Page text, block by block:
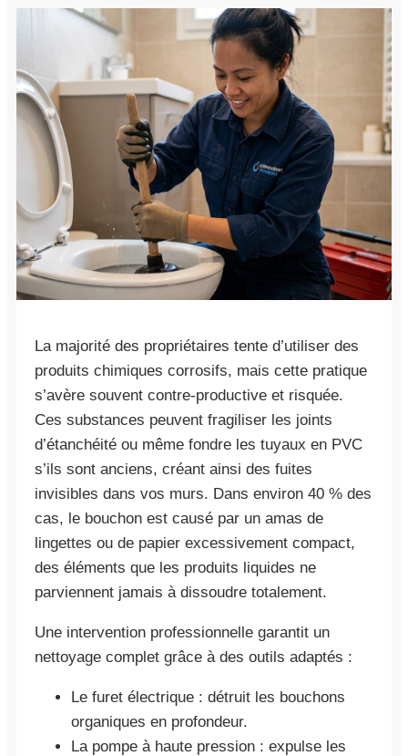
La majorité des propriétaires tente d’utiliser des
produits chimiques corrosifs, mais cette pratique
s’avère souvent contre-productive et risquée.
Ces substances peuvent fragiliser les joints
d’étanchéité ou même fondre les tuyaux en PVC
s’ils sont anciens, créant ainsi des fuites
invisibles dans vos murs. Dans environ 40 % des
cas, le bouchon est causé par un amas de
lingettes ou de papier excessivement compact,
des éléments que les produits liquides ne
parviennent jamais à dissoudre totalement.
Une intervention professionnelle garantit un
nettoyage complet grâce à des outils adaptés :
Le furet électrique : détruit les bouchons
organiques en profondeur.
La pompe à haute pression : expulse les